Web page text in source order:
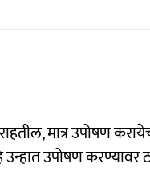
मात्र उपोषण
उन्हात उपोषण